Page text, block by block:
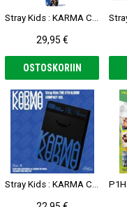
29,95 €
OSTOSKORIIN
Stray Kids : KARMA CD (Compact Ver.)